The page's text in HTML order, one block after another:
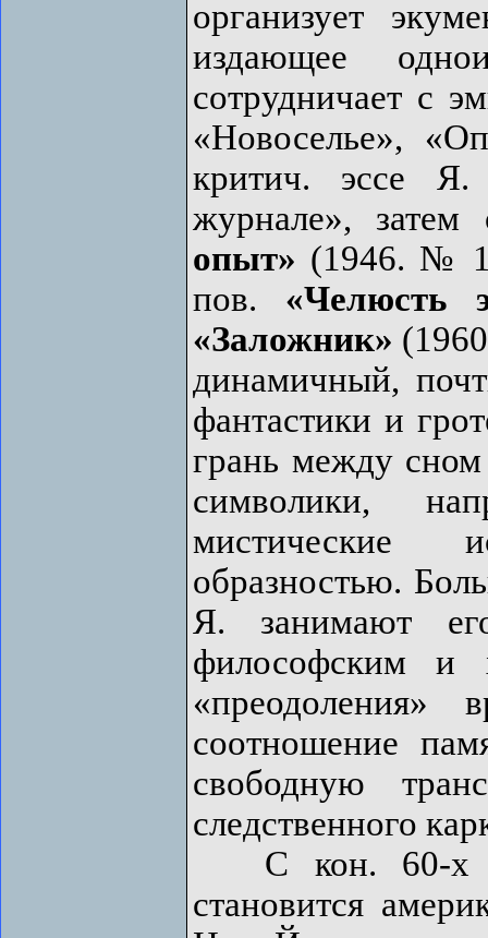
организует
издающее
сотрудничает с
«Новоселье»,
критич. эссе
журнале»,
опыт» (1946. №
пов. «Челюсть
«Заложник»
динамичный,
фантастики и
грань между
символики,
мистические
образностью.
Я. занимают
философским и
«преодоления»
соотношение
свободную
следственного
С кон. 60-х
становится